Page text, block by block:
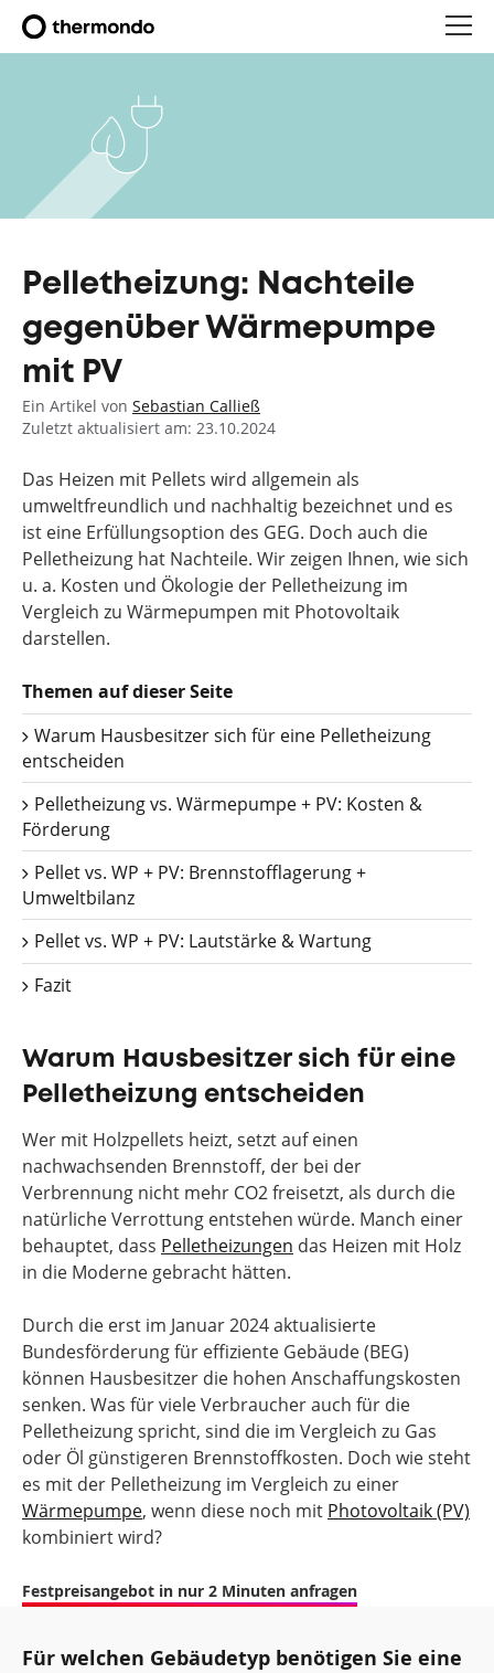
Pelletheizung: Nachteile
gegenüber Wärmepumpe
mit PV
Ein Artikel von Sebastian Calließ
Zuletzt aktualisiert am: 23.10.2024
Das Heizen mit Pellets wird allgemein als
umweltfreundlich und nachhaltig bezeichnet und es
ist eine Erfüllungsoption des GEG. Doch auch die
Pelletheizung hat Nachteile. Wir zeigen Ihnen, wie sich
u. a. Kosten und Ökologie der Pelletheizung im
Vergleich zu Wärmepumpen mit Photovoltaik
darstellen.
Themen auf dieser Seite
Warum Hausbesitzer sich für eine Pelletheizung
entscheiden
Pelletheizung vs. Wärmepumpe + PV: Kosten &
Förderung
Pellet vs. WP + PV: Brennstofflagerung +
Umweltbilanz
Pellet vs. WP + PV: Lautstärke & Wartung
Fazit
Warum Hausbesitzer sich für eine
Pelletheizung entscheiden
Wer mit Holzpellets heizt, setzt auf einen
nachwachsenden Brennstoff, der bei der
Verbrennung nicht mehr CO2 freisetzt, als durch die
natürliche Verrottung entstehen würde. Manch einer
behauptet, dass Pelletheizungen das Heizen mit Holz
in die Moderne gebracht hätten.
Durch die erst im Januar 2024 aktualisierte
Bundesförderung für effiziente Gebäude (BEG)
können Hausbesitzer die hohen Anschaffungskosten
senken. Was für viele Verbraucher auch für die
Pelletheizung spricht, sind die im Vergleich zu Gas
oder Öl günstigeren Brennstoffkosten. Doch wie steht
es mit der Pelletheizung im Vergleich zu einer
Wärmepumpe, wenn diese noch mit Photovoltaik (PV)
kombiniert wird?
Festpreisangebot in nur 2 Minuten anfragen
Für welchen Gebäudetyp benötigen Sie eine